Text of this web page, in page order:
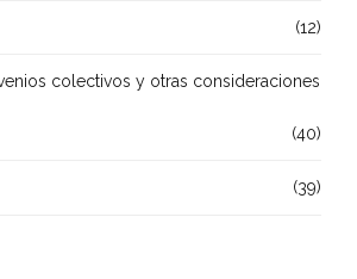
(12)
colectivos y otras consideraciones
(40)
(39)